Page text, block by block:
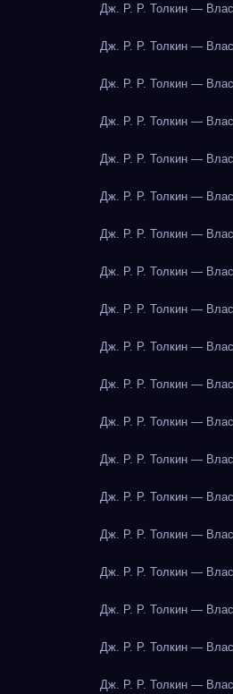
Дж. Р. Р. Толкин —
Дж. Р. Р. Толкин —
Дж. Р. Р. Толкин —
Дж. Р. Р. Толкин —
Дж. Р. Р. Толкин —
Дж. Р. Р. Толкин —
Дж. Р. Р. Толкин —
Дж. Р. Р. Толкин —
Дж. Р. Р. Толкин —
Дж. Р. Р. Толкин —
Дж. Р. Р. Толкин —
Дж. Р. Р. Толкин —
Дж. Р. Р. Толкин —
Дж. Р. Р. Толкин —
Дж. Р. Р. Толкин —
Дж. Р. Р. Толкин —
Дж. Р. Р. Толкин —
Дж. Р. Р. Толкин —
Дж. Р. Р. Толкин —